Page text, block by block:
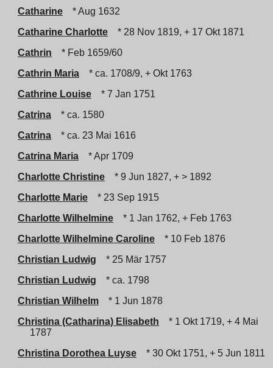
Catharine
* Aug 1632
Catharine Charlotte
* 28 Nov 1819, + 17 Okt 1871
Cathrin
* Feb 1659/60
Cathrin Maria
* ca. 1708/9, + Okt 1763
Cathrine Louise
* 7 Jan 1751
Catrina
* ca. 1580
Catrina
* ca. 23 Mai 1616
Catrina Maria
* Apr 1709
Charlotte Christine
* 9 Jun 1827, + > 1892
Charlotte Marie
* 23 Sep 1915
Charlotte Wilhelmine
* 1 Jan 1762, + Feb 1763
Charlotte Wilhelmine Caroline
* 10 Feb 1876
Christian Ludwig
* 25 Mär 1757
Christian Ludwig
* ca. 1798
Christian Wilhelm
* 1 Jun 1878
Christina (Catharina) Elisabeth
* 1 Okt 1719, + 4 Mai
1787
Christina Dorothea Luyse
* 30 Okt 1751, + 5 Jun 1811